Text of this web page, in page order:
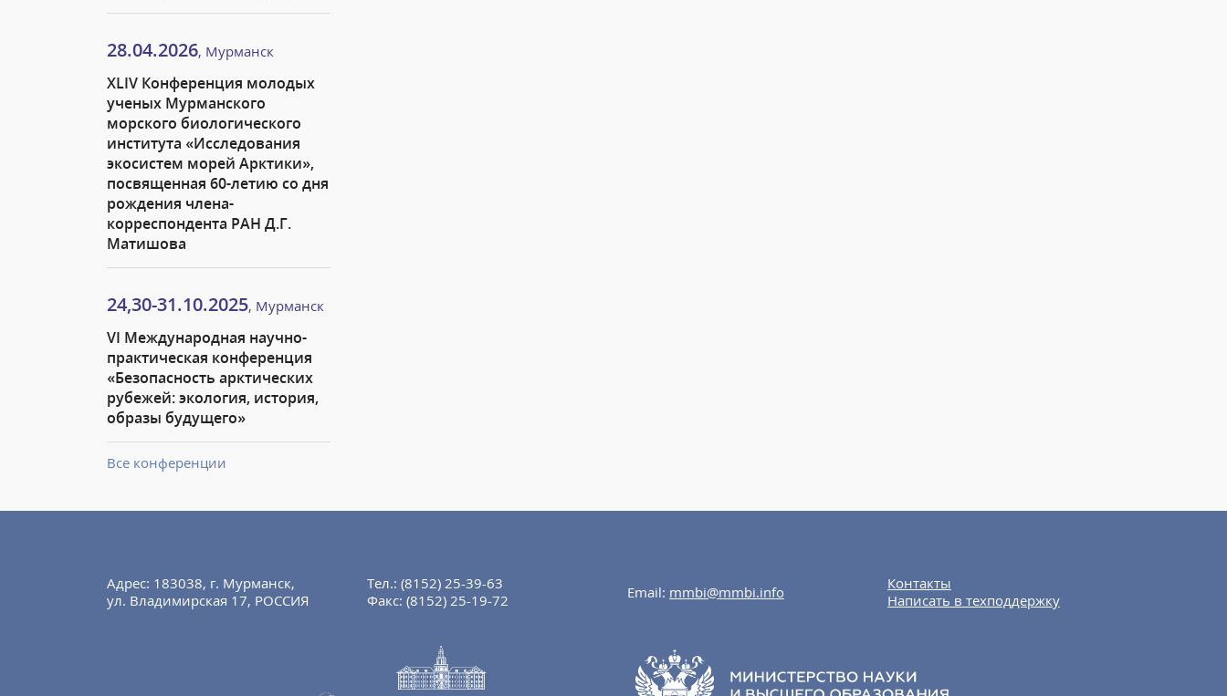
28.04.2026, Мурманск
XLIV Конференция молодых
ученых Мурманского
морского биологического
института «Исследования
экосистем морей Арктики»,
посвященная 60-летию со дня
рождения члена-
корреспондента РАН Д.Г.
Матишова
24,30-31.10.2025, Мурманск
VI Международная научно-
практическая конференция
«Безопасность арктических
рубежей: экология, история,
образы будущего»
Все конференции
Адрес: 183038, г. Мурманск,
ул. Владимирская 17, РОССИЯ
Тел.: (8152) 25-39-63
Факс: (8152) 25-19-72 Email: mmbi@mmbi.info
Контакты
Написать в техподдержку